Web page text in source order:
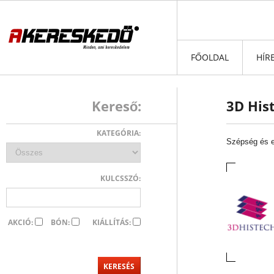
FŐOLDAL
3D
Szépség és
Kereső:
KATEGÓRIA:
KULCSSZÓ:
AKCIÓ: BÓN: KIÁLLÍTÁS: